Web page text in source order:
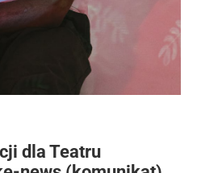
dla Teatru